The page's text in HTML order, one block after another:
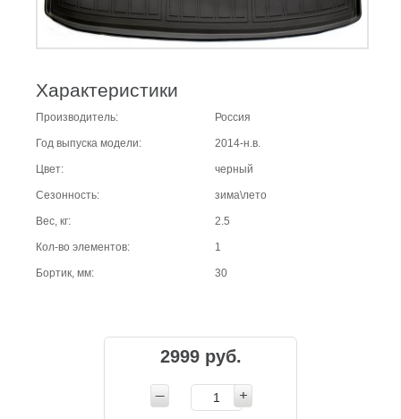
Характеристики
Производитель: Россия
Год выпуска модели: 2014-н.в.
Цвет: черный
Сезонность: зима\лето
Вес, кг: 2.5
Кол-во элементов: 1
Бортик, мм: 30
2999 руб.